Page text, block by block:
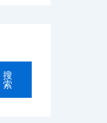
搜
索